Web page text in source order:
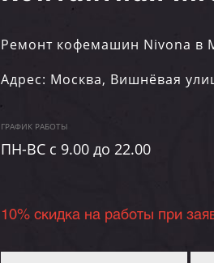
Ремонт кофемашин Nivona в
Адрес: Москва, Вишнёвая
ГРАФИК РАБОТЫ
ПН-ВC c 9.00 до 22.00
10% скидка на работы при